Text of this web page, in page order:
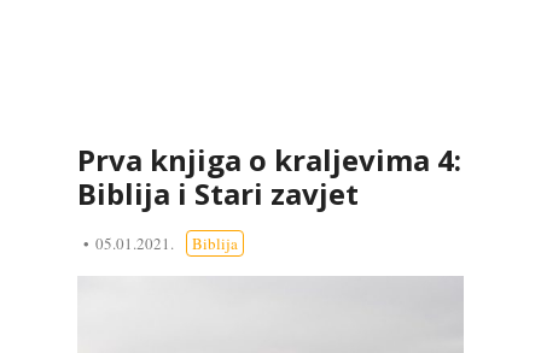
Prva knjiga o kraljevima 4:
Biblija i Stari zavjet
05.01.2021. Biblija